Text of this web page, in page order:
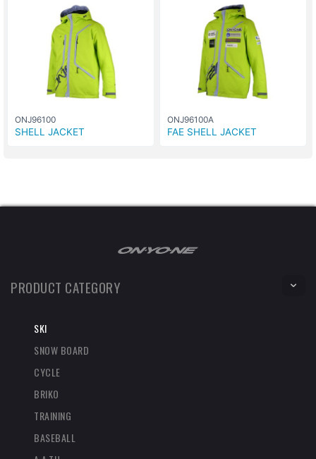
ONJ96100
SHELL JACKET
ONJ96100A
FAE SHELL JACKET
PRODUCT CATEGORY
SKI
SNOW BOARD
CYCLE
BRIKO
TRAINING
BASEBALL